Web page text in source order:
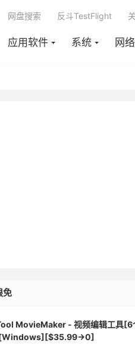
应用软件 系统 网络
网盘搜索 反斗TestFlight
免
MovieMaker - 视频编辑工具[6